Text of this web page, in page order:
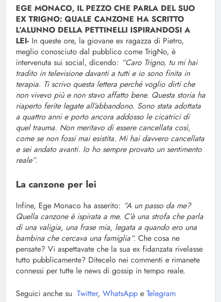
EGE MONACO, IL PEZZO CHE PARLA DEL SUO
EX TRIGNO: QUALE CANZONE HA SCRITTO
L’ALUNNO DELLA PETTINELLI ISPIRANDOSI A
LEI- In queste ore, la giovane ex ragazza di Pietro,
meglio conosciuto dal pubblico come TrigNo, è
intervenuta sui social, dicendo: “Caro Trigno, tu mi hai
tradito in televisione davanti a tutti e io sono finita in
terapia. Ti scrivo questa lettera perché voglio dirti che
non vivevo più e non stavo affatto bene. Questa storia ha
riaperto ferite legate all’abbandono. Sono stata adottata
a quattro anni e porto ancora addosso le cicatrici di
quel trauma. Non meritavo di essere cancellata così,
come se non fossi mai esistita. Mi hai davvero cancellata
e sei andato avanti. Io ho sempre provato un sentimento
reale”.
La canzone per lei
Infine, Ege Monaco ha asserito: “A un passo da me?
Quella canzone è ispirata a me. C’è una strofa che parla
di una valigia, una frase mia, legata a quando ero una
bambina che cercava una famiglia“. Che cosa ne
pensate? Vi aspettavate che la sua ex fidanzata rivelasse
tutto pubblicamente? Ditecelo nei commenti e rimanete
connessi per tutte le news di gossip in tempo reale.
Seguici anche su Twitter, WhatsApp e Telegram